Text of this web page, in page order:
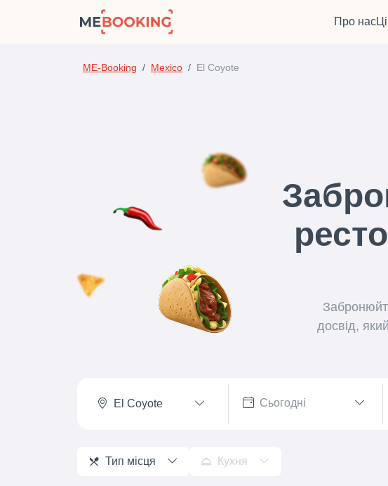
Про нас
ME-Booking Mexico El Coyote
досвід,
El Coyote
Тип місця Кухня